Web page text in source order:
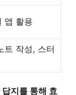
앱 활용
트 작성, 스터
지를 통해 효